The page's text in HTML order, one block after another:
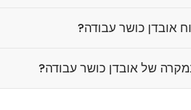
אובדן כושר עבודה?
של אובדן כושר עבודה?